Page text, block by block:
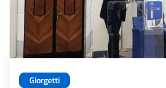
Giorgetti